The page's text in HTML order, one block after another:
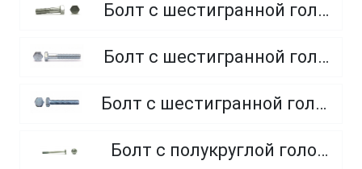
Болт с шестигранной головкой, неполная резьба, класс прочности 5.8
Болт с шестигранной головкой, неполная резьба, класс прочности 8.8
Болт с шестигранной головкой, полная резьба, класс прочности 10.9 и 12.9
Болт с полукруглой головкой и квадратным подголовником